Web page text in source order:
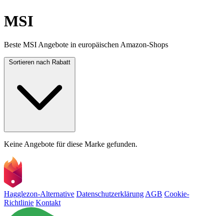
MSI
Beste MSI Angebote in europäischen Amazon-Shops
Sortieren nach Rabatt
Keine Angebote für diese Marke gefunden.
Hagglezon-Alternative Datenschutzerklärung AGB Cookie-
Richtlinie Kontakt